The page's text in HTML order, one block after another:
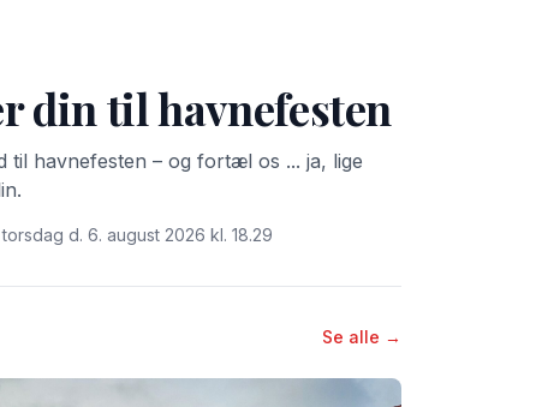
din til havnefesten
til havnefesten – og fortæl os ... ja, lige
d. 6. august 2026 kl. 18.29
Se alle →